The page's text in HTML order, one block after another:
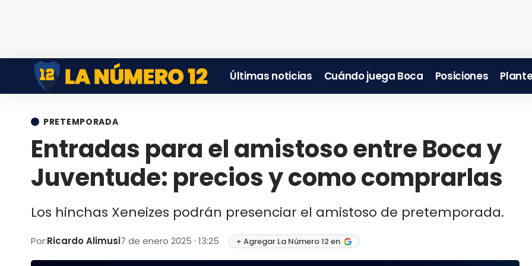
Últimas noticias Cuándo juega Boca Posiciones
PRETEMPORADA
Entradas para el amistoso entre Boca y
Juventude: precios y como comprarlas
Los hinchas Xeneizes podrán presenciar el amistoso de pretemporada.
Por:Ricardo Alimusi7 de enero 2025 · 13:25 + Agregar La Número 12 en